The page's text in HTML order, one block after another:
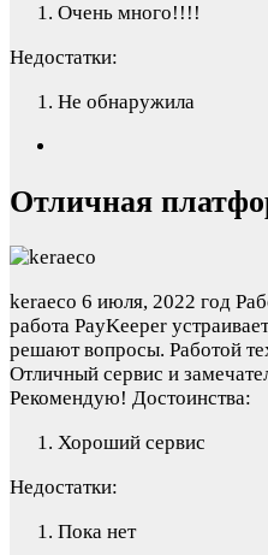
Очень много!!!!
Недостатки:
Не обнаружила
Отличная
keraeco 6 июля, 2022 год
работа PayKeeper
решают вопросы. Работой
Отличный сервис и
Рекомендую! Достоинства:
Хороший сервис
Недостатки:
Пока нет